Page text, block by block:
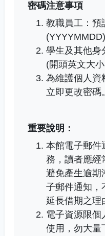
密碼注意事項
教職員工：預
學生及其他身
(開頭英文大小
為維護個人資
立即更改密碼。
重要說明：
本館電子郵件
務，讀者應經
避免產生逾期
子郵件通知，
延長借期之理
電子資源限個
使用，勿大量